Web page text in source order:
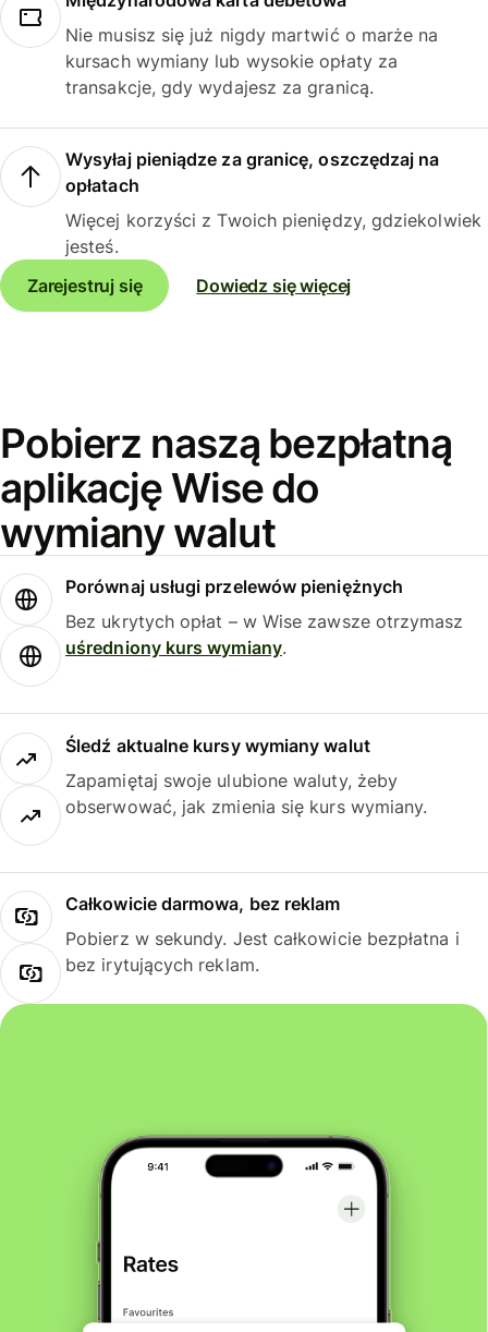
Nie musisz się już nigdy martwić o marże na
kursach wymiany lub wysokie opłaty za
transakcje, gdy wydajesz za granicą.
Wysyłaj pieniądze za granicę, oszczędzaj na
opłatach
Więcej korzyści z Twoich pieniędzy, gdziekolwiek
jesteś.
Zarejestruj się
Dowiedz się więcej
Pobierz naszą bezpłatną
aplikację Wise do
wymiany walut
Porównaj usługi przelewów pieniężnych
Bez ukrytych opłat – w Wise zawsze otrzymasz
uśredniony kurs wymiany.
Śledź aktualne kursy wymiany walut
Zapamiętaj swoje ulubione waluty, żeby
obserwować, jak zmienia się kurs wymiany.
Całkowicie darmowa, bez reklam
Pobierz w sekundy. Jest całkowicie bezpłatna i
bez irytujących reklam.